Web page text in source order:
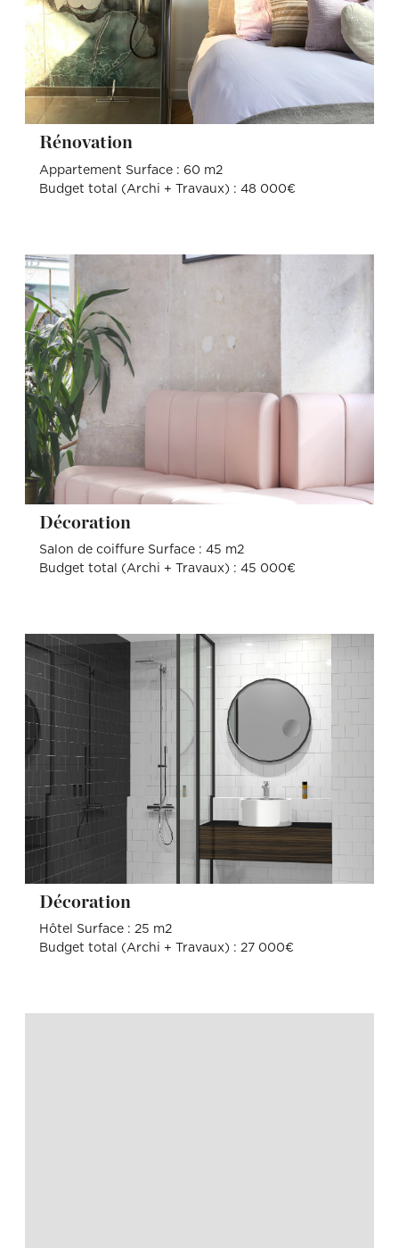
Rénovation
Appartement Surface : 60 m2
Budget total (Archi + Travaux) : 48 000€
Décoration
Salon de coiffure Surface : 45 m2
Budget total (Archi + Travaux) : 45 000€
Décoration
Hôtel Surface : 25 m2
Budget total (Archi + Travaux) : 27 000€